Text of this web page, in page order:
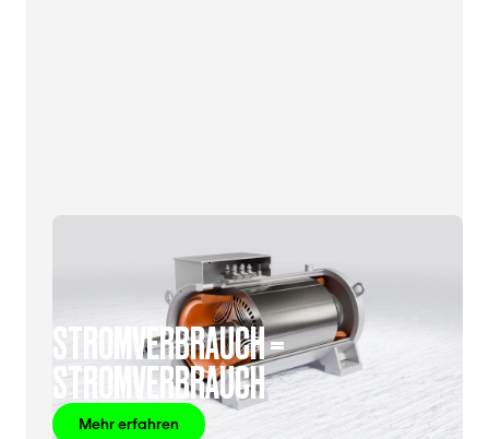
STROMVERBRAUCH =
STROMVERBRAUCH
Mehr erfahren